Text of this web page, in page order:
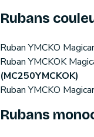
Rubans
Ruban YMCKO
Ruban YMCKOK
(MC250YMCKOK)
Ruban YMCKO
Rubans